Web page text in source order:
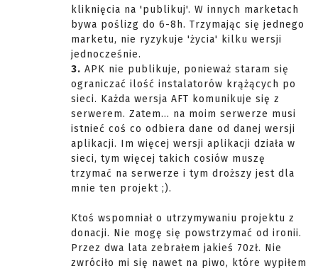
kliknięcia na 'publikuj'. W innych marketach
bywa poślizg do 6-8h. Trzymając się jednego
marketu, nie ryzykuje 'życia' kilku wersji
jednocześnie.
3. APK nie publikuje, ponieważ staram się
ograniczać ilość instalatorów krążących po
sieci. Każda wersja AFT komunikuje się z
serwerem. Zatem... na moim serwerze musi
istnieć coś co odbiera dane od danej wersji
aplikacji. Im więcej wersji aplikacji działa w
sieci, tym więcej takich cosiów muszę
trzymać na serwerze i tym droższy jest dla
mnie ten projekt ;).
Ktoś wspomniał o utrzymywaniu projektu z
donacji. Nie mogę się powstrzymać od ironii.
Przez dwa lata zebrałem jakieś 70zł. Nie
zwróciło mi się nawet na piwo, które wypiłem